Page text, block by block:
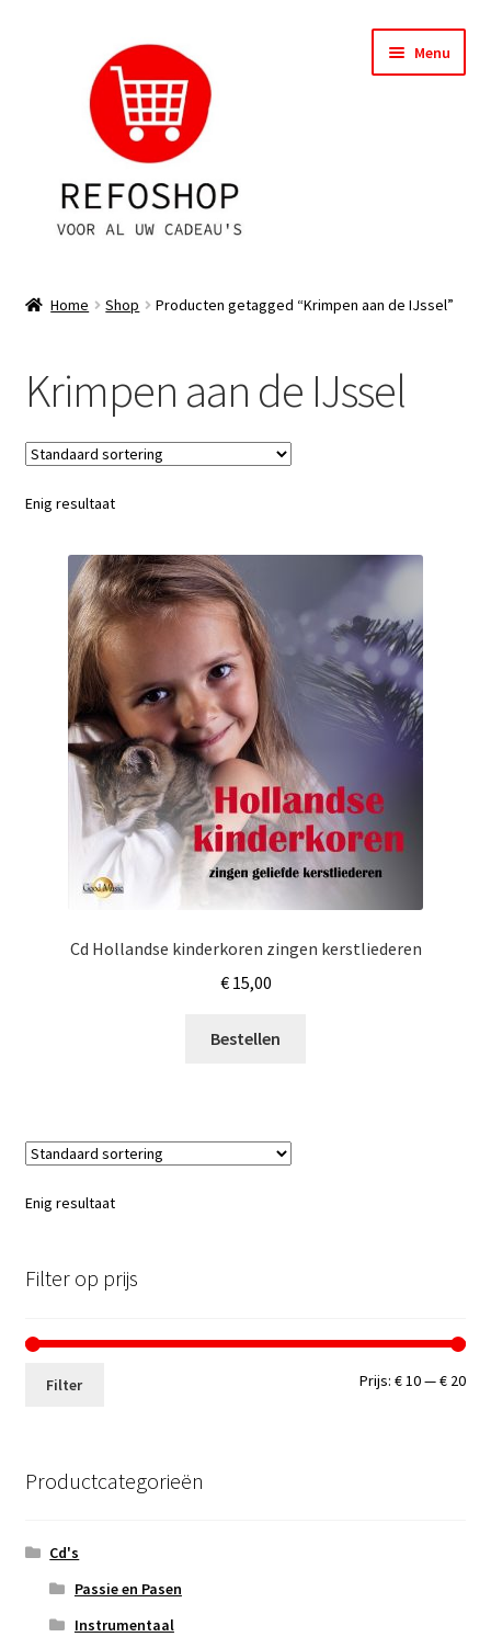
navigatie
Menu
Assortiment
Account
Nieuws
Klantenservice
Retour
Home Shop Producten getagged “Krimpen aan de IJssel”
Krimpen aan de IJssel
Enig resultaat
Cd Hollandse kinderkoren zingen kerstliederen
€15,00
Bestellen
Enig resultaat
Filter op prijs
Min.
Filter Prijs:€ 10—€ 20
Productcategorieën
Cd's
Passie en Pasen
Instrumentaal